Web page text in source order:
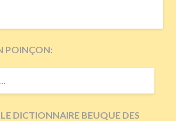
POINÇON:
DICTIONNAIRE BEUQUE DES